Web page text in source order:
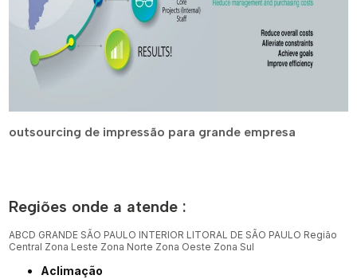
outsourcing de impressão para grande empresa
Regiões onde a atende :
ABCD GRANDE SÃO PAULO INTERIOR LITORAL DE SÃO PAULO Região
Central Zona Leste Zona Norte Zona Oeste Zona Sul
Aclimação